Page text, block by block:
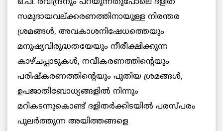
ഒ.പി. രവീന്ദ്രനും പറയുന്നതുപോലെ ദളിത്
സമുദായവല്ക്കരണത്തിനായുള്ള നിരന്തര
ശ്രമങ്ങള്‍, അവകാശനിഷേധത്തെയും
മനുഷ്യവിരുദ്ധതയേയും നീരീക്ഷിക്കുന്ന
കാഴ്ചപ്പാടുകള്‍, നവീകരണത്തിന്റെയും
പരിഷ്‌കരണത്തിന്റെയും പുതിയ ശ്രമങ്ങള്‍,
ഉപജാതിബോധ്യങ്ങളില്‍ നിന്നും
മറികടന്നുകൊണ്ട് ദളിതര്‍ക്കിടയില്‍ പരസ്പരം
പുലര്‍ത്തുന്ന അയിത്തങ്ങളെ